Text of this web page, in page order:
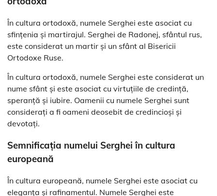
În cultura ortodoxă, numele Serghei este asociat cu
sfințenia și martirajul. Serghei de Radonej, sfântul rus,
este considerat un martir și un sfânt al Bisericii
Ortodoxe Ruse.
În cultura ortodoxă, numele Serghei este considerat un
nume sfânt și este asociat cu virtuțiile de credință,
speranță și iubire. Oamenii cu numele Serghei sunt
considerați a fi oameni deosebit de credincioși și
devotați.
Semnificația numelui Serghei în cultura
europeană
În cultura europeană, numele Serghei este asociat cu
eleganța și rafinamentul. Numele Serghei este